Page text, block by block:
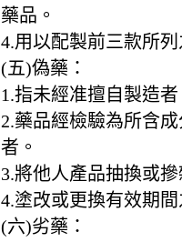
藥品。
4.用以配製前三款所
(五)偽藥：
1.指未經准擅自製造
2.藥品經檢驗為所含
者。
3.將他人產品抽換或
4.塗改或更換有效期
(六)劣藥：